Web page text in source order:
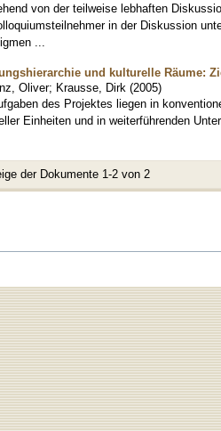
von der teilweise lebhaften
in der Diskussion
...
und kulturelle Räume:
Oliver; Krausse, Dirk (2005)
des Projektes liegen in
Einheiten und in weiterführenden
der Dokumente 1-2 von 2